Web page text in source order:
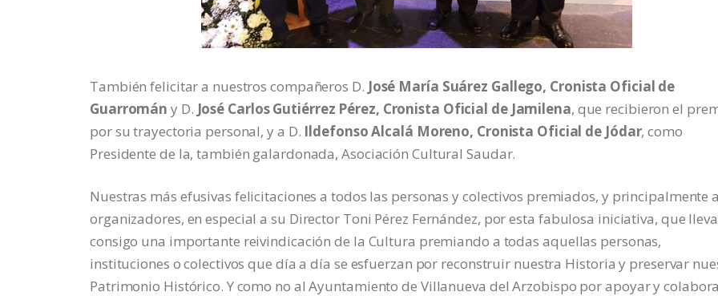
También felicitar a nuestros compañeros D. José María Suárez Gallego, Cronista Oficial de
Guarromán y D. José Carlos Gutiérrez Pérez, Cronista Oficial de Jamilena, que recibieron el
por su trayectoria personal, y a D. Ildefonso Alcalá Moreno, Cronista Oficial de Jódar, como
Presidente de la, también galardonada, Asociación Cultural Saudar.
Nuestras más efusivas felicitaciones a todos las personas y colectivos premiados, y principalmente
organizadores, en especial a su Director Toni Pérez Fernández, por esta fabulosa iniciativa, que lleva
consigo una importante reivindicación de la Cultura premiando a todas aquellas personas,
instituciones o colectivos que día a día se esfuerzan por reconstruir nuestra Historia y preservar
Patrimonio Histórico. Y como no al Ayuntamiento de Villanueva del Arzobispo por apoyar y